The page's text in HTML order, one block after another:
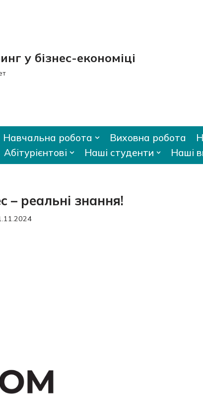
у бізнес-економіці
Навчальна робота Виховна робота
Абітурієнтові Наші студенти Наші
– реальні знання!